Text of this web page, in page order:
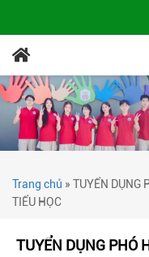
Trang chủ » TUYỂN DỤNG
TIỂU HỌC
TUYỂN DỤNG PHÓ